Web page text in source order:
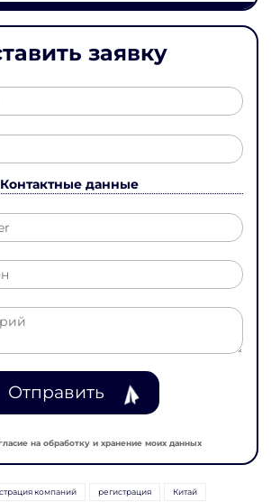
заявку
Контактные данные
Отправить
на обработку и хранение моих данных
компаний регистрация Китай